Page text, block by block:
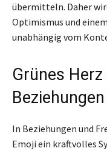
übermitteln. Daher
Optimismus und
unabhängig vom
Grünes Herz
In Beziehungen und
Emoji ein kraftvolles